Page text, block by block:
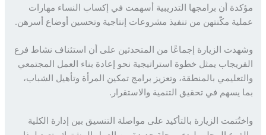
أن برامجها التدريبية أسهمت في إكساب النساء مهارات
مكّنتهن من تنفيذ مشروعات إنتاجية وتحسين أوضاع أسرهن.
الزيارة إجماعًا من المتحدثين على أن استئناف نشاط فرع
يمثل خطوة استراتيجية نحو إعادة بناء العمل المجتمعي
بالمنطقة، وتعزيز برامج تمكين المرأة وتأهيل الشباب،
يسهم في تحقيق التنمية والاستقرار.
الزيارة بالتأكيد على مواصلة التنسيق بين إدارة الكلية